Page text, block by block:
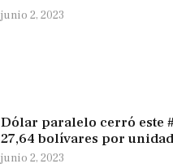
junio 2, 2023
Dólar paralelo cerró este
27,64 bolívares por unidad
junio 2, 2023